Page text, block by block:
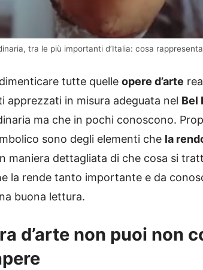
tra le più importanti d’Italia: cosa
tutte quelle opere d’arte
apprezzati in misura adeguata nel Bel
ma che in pochi conoscono.
sono degli elementi che la
maniera dettagliata di che cosa si
la rende tanto importante e da
buona lettura.
d’arte non puoi non